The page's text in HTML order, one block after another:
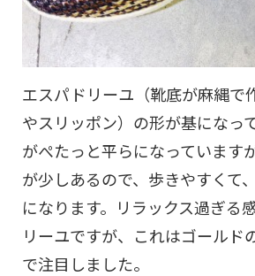
エスパドリーユ（靴底が麻縄で
やスリッポン）の形が基になっ
がぺたっと平らになっています
が少しあるので、歩きやすくて
になります。リラックス過ぎる
リーユですが、これはゴールド
で注目しました。